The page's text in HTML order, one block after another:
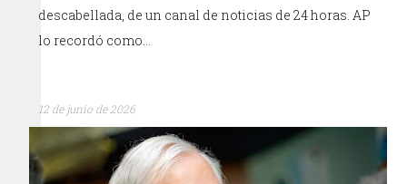
descabellada, de un canal de noticias de 24 horas. AP
lo recordó como…
12 de junio de 2026